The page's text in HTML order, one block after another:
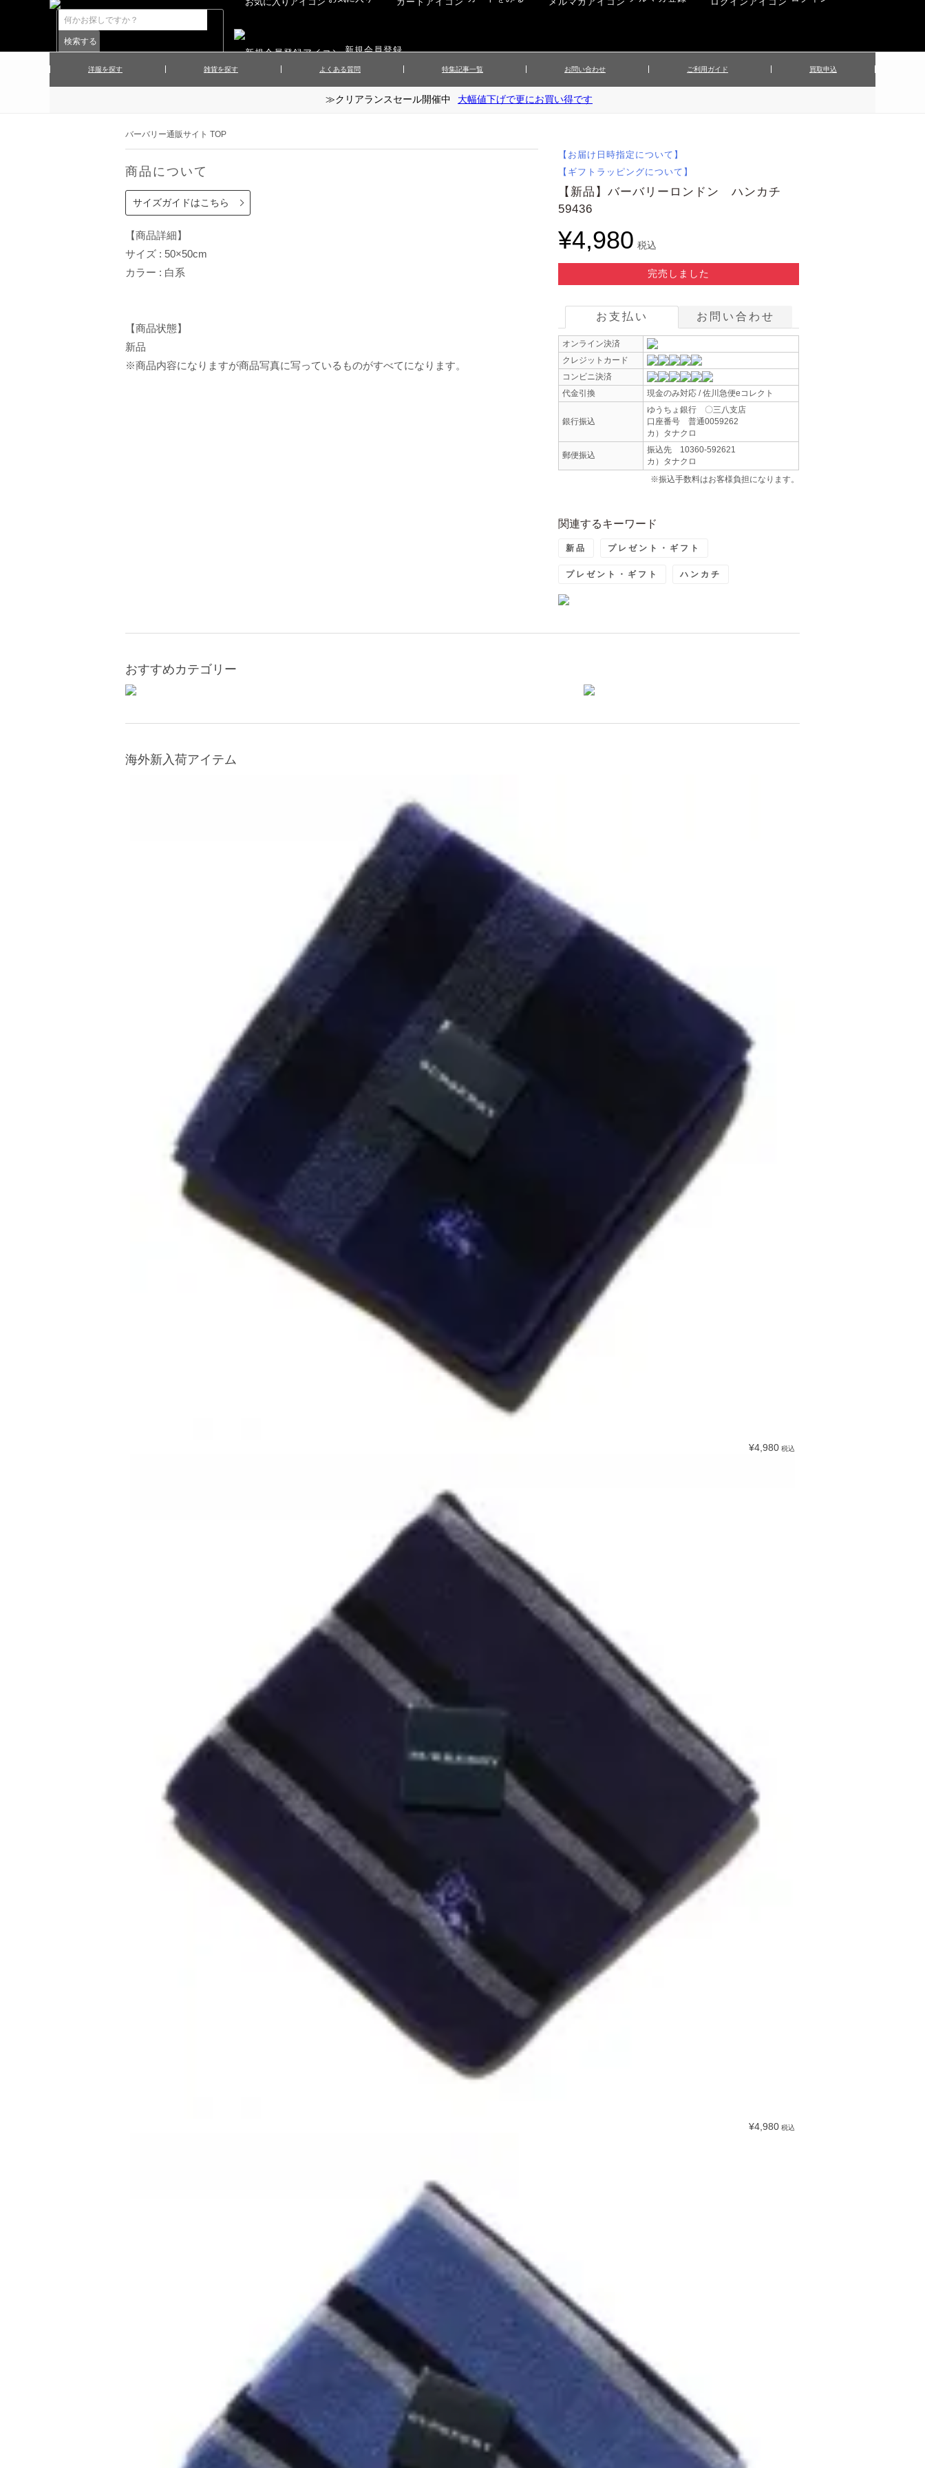
新規会員登録
洋服を探す
▲メンズニット
▲レディースワンピース ▲レディーススカート ▲レディースボトムス
雑貨を探す
▲財布・キーケース
▲アクセサリー
▲マフラー／ストール ▲傘／日傘
▲その他
よくある質問 特集記事一覧 お問い合わせ ご利用ガイド 買取申込
≫クリアランスセール開催中 大幅値下げで更にお買い得です
バーバリー通販サイト TOP
商品について
サイズガイドはこちら
【商品詳細】
サイズ : 50×50cm
カラー : 白系
【商品状態】
新品
※商品内容になりますが商品写真に写っているものがすべてになります。
【お届け日時指定について】
【ギフトラッピングについて】
【新品】バーバリーロンドン ハンカチ
59436
¥4,980 税込
完売しました
お支払い お問い合わせ
オンライン決済
クレジットカード
コンビニ決済
代金引換
現金のみ対応 / 佐川急便eコレクト
銀行振込
ゆうちょ銀行 〇三八支店
口座番号 普通0059262
カ）タナクロ
郵便振込
振込先 10360-592621
カ）タナクロ
※振込手数料はお客様負担になります。
関連するキーワード
新品 プレゼント・ギフト
プレゼント・ギフト ハンカチ
おすすめカテゴリー
海外新入荷アイテム
¥4,980 税込
¥4,980 税込